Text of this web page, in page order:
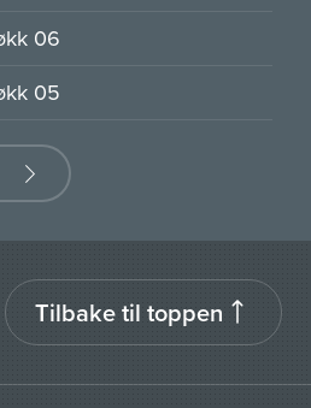
06
05
Tilbake til toppen